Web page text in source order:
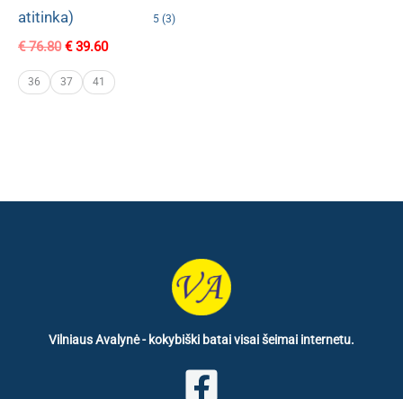
atitinka)
5 (3)
€76.80 Original
was:
€ 76.80.
€39.60Current
is:
€ 39.60.
36 37 41
Vilniaus Avalynė - kokybiški batai visai šeimai internetu.